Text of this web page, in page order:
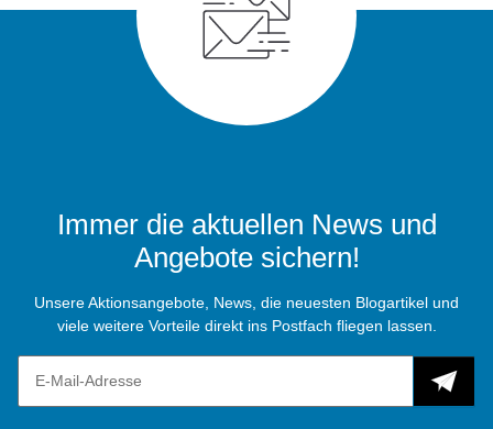
Immer die aktuellen News und
Angebote sichern!
Unsere Aktionsangebote, News, die neuesten Blogartikel und
viele weitere Vorteile direkt ins Postfach fliegen lassen.